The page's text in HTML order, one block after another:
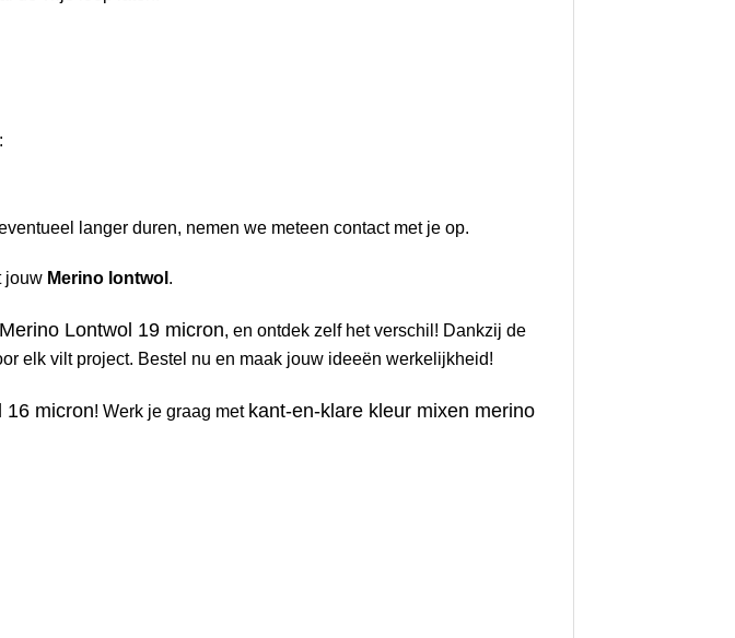
langer duren, nemen we meteen contact met je op.
jouw Merino lontwol .
Lontwol 19 micron, en ontdek zelf het verschil! Dankzij de
elk vilt project. Bestel nu en maak jouw ideeën werkelijkheid!
16 micron! Werk je graag met kant-en-klare kleur mixen merino